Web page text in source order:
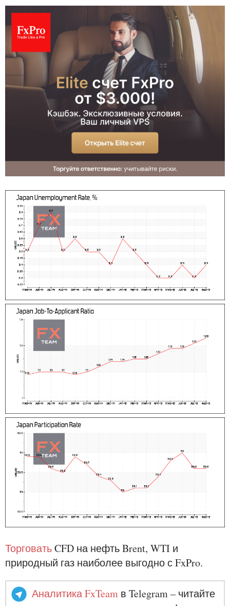
ТорговатьCFD на нефть Brent, WTI и
природный газ наиболее выгодно с FxPro.
Аналитика FxTeam в Telegram – читайте